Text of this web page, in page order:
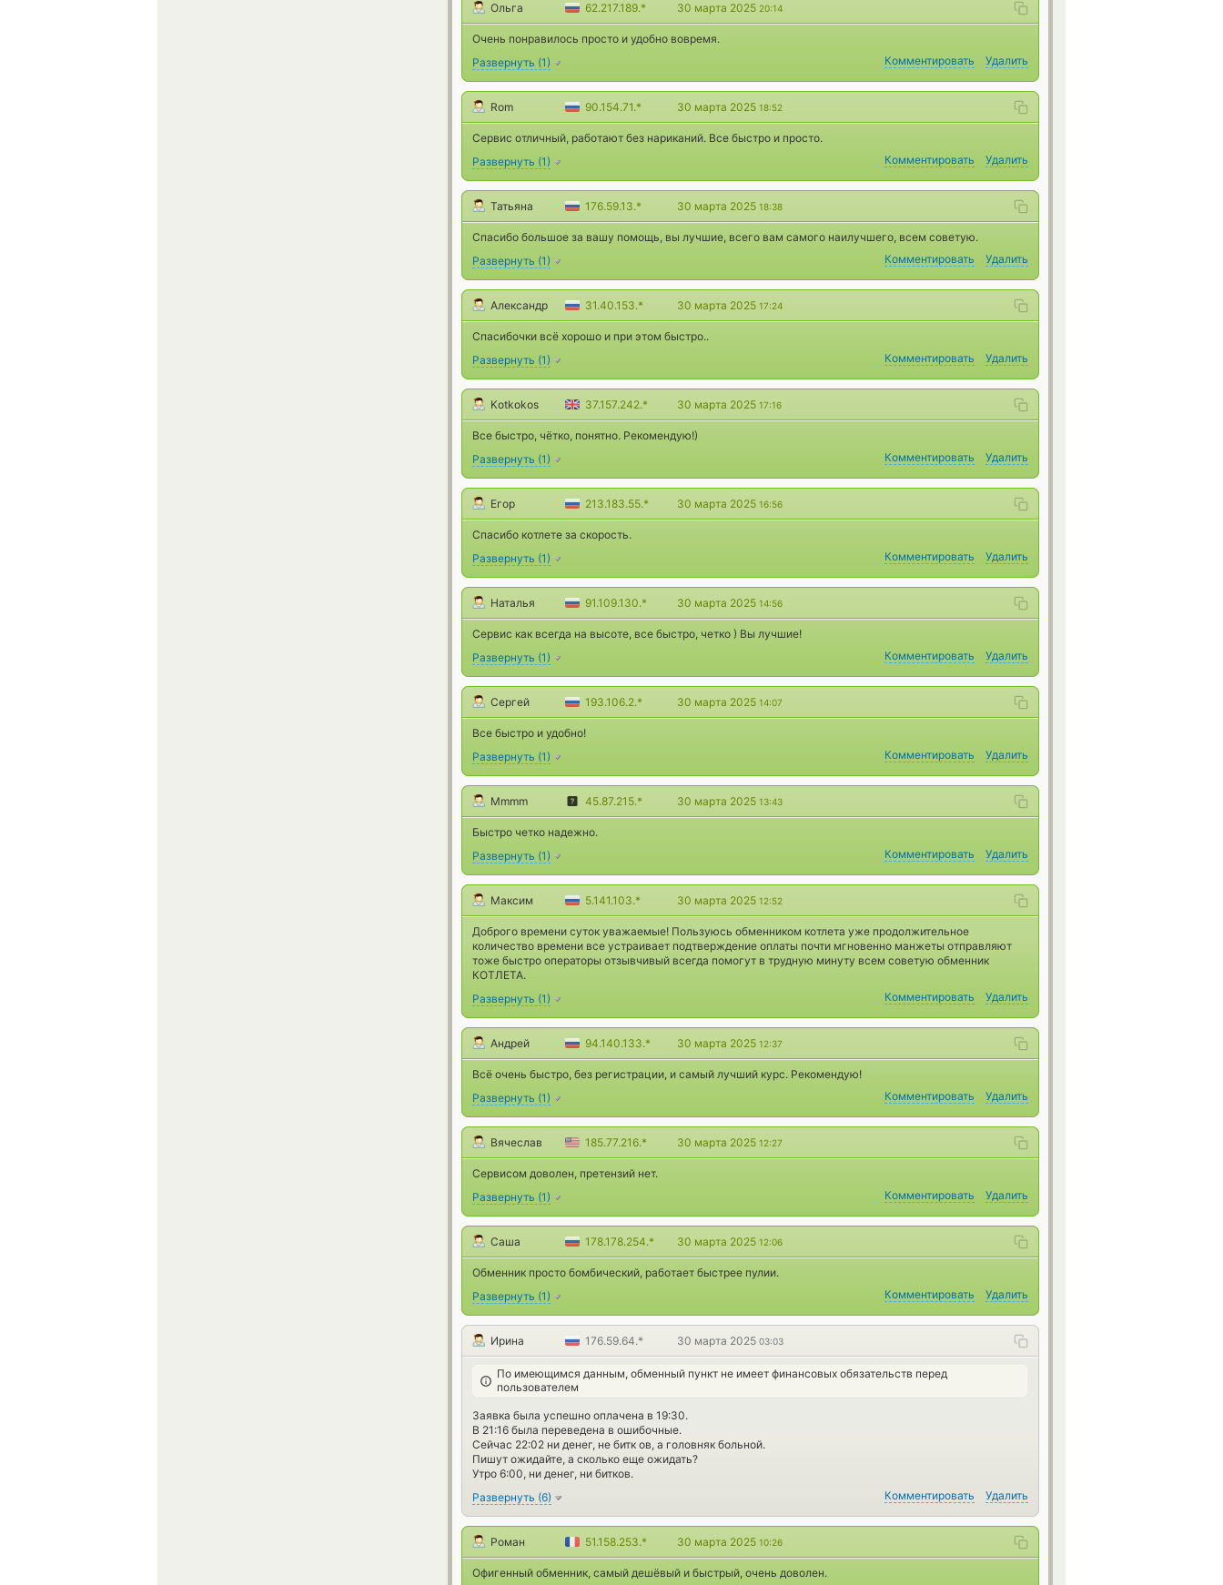
Ольга 62.217.189.* 30 марта 2025 20:14
Очень понравилось просто и удобно вовремя.
Развернуть (1) Комментировать Удалить
Rom 90.154.71.* 30 марта 2025 18:52
Сервис отличный, работают без нариканий. Все быстро и просто.
Развернуть (1) Комментировать Удалить
Татьяна 176.59.13.* 30 марта 2025 18:38
Спасибо большое за вашу помощь, вы лучшие, всего вам самого наилучшего, всем советую.
Развернуть (1) Комментировать Удалить
Александр 31.40.153.* 30 марта 2025 17:24
Спасибочки всё хорошо и при этом быстро..
Развернуть (1) Комментировать Удалить
Kotkokos 37.157.242.* 30 марта 2025 17:16
Все быстро, чётко, понятно. Рекомендую!)
Развернуть (1) Комментировать Удалить
Егор 213.183.55.* 30 марта 2025 16:56
Спасибо котлете за скорость.
Развернуть (1) Комментировать Удалить
Наталья 91.109.130.* 30 марта 2025 14:56
Сервис как всегда на высоте, все быстро, четко ) Вы лучшие!
Развернуть (1) Комментировать Удалить
Сергей 193.106.2.* 30 марта 2025 14:07
Все быстро и удобно!
Развернуть (1) Комментировать Удалить
Mmmm 45.87.215.* 30 марта 2025 13:43
Быстро четко надежно.
Развернуть (1) Комментировать Удалить
Максим 5.141.103.* 30 марта 2025 12:52
Доброго времени суток уважаемые! Пользуюсь обменником котлета уже продолжительное
количество времени все устраивает подтверждение оплаты почти мгновенно манжеты отправляют
тоже быстро операторы отзывчивый всегда помогут в трудную минуту всем советую обменник
КОТЛЕТА.
Развернуть (1) Комментировать Удалить
Андрей 94.140.133.* 30 марта 2025 12:37
Всё очень быстро, без регистрации, и самый лучший курс. Рекомендую!
Развернуть (1) Комментировать Удалить
Вячеслав 185.77.216.* 30 марта 2025 12:27
Сервисом доволен, претензий нет.
Развернуть (1) Комментировать Удалить
Саша 178.178.254.* 30 марта 2025 12:06
Обменник просто бомбический, работает быстрее пулии.
Развернуть (1) Комментировать Удалить
Ирина 176.59.64.* 30 марта 2025 03:03
По имеющимся данным, обменный пункт не имеет финансовых обязательств перед
пользователем
Заявка была успешно оплачена в 19:30.
В 21:16 была переведена в ошибочные.
Сейчас 22:02 ни денег, не битк ов, а головняк больной.
Пишут ожидайте, а сколько еще ожидать?
Утро 6:00, ни денег, ни битков.
Развернуть (6) Комментировать Удалить
Роман 51.158.253.* 30 марта 2025 10:26
Офигенный обменник, самый дешёвый и быстрый, очень доволен.